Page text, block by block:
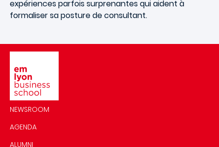
expériences parfois surprenantes qui aident à
formaliser sa posture de consultant.
NEWSROOM
AGENDA
ALUMNI